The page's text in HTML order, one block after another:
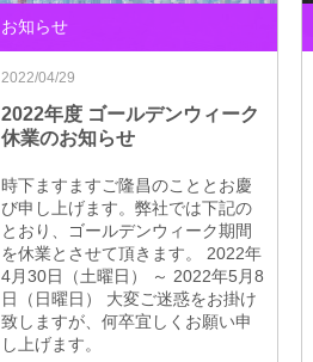
お知らせ
2022/04/29
2022年度 ゴールデンウィーク
休業のお知らせ
時下ますますご隆昌のこととお慶
び申し上げます。弊社では下記の
とおり、ゴールデンウィーク期間
を休業とさせて頂きます。 2022年
4月30日（土曜日） ～ 2022年5月8
日（日曜日） 大変ご迷惑をお掛け
致しますが、何卒宜しくお願い申
し上げます。